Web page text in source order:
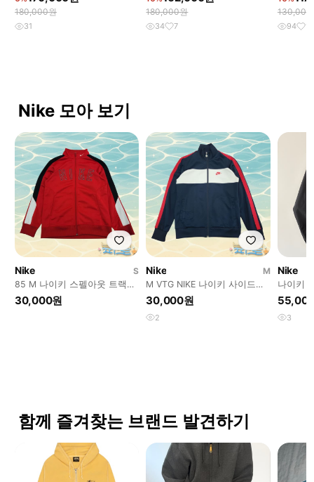
180,000원
31
180,000원
34 7
130,000
94 11
Nike 모아 보기
Nike
S
85 M 나이키 스펠아웃 트랙탑
져지
30,000원
Nike
M
M VTG NIKE 나이키 사이드라
인 져지
30,000원
2
Nike
나이키
바람막이
3
함께 즐겨찾는 브랜드 발견하기